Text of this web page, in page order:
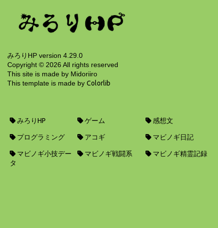
11年前
みろりHP version 4.29.0
Copyright © 2026 All rights reserved
This site is made by Midoriiro
This template is made by Colorlib
みろりHP ゲーム 感想文
プログラミング アコギ マビノギ日記
マビノギ小技デー
タ
マビノギ戦闘系 マビノギ精霊記録